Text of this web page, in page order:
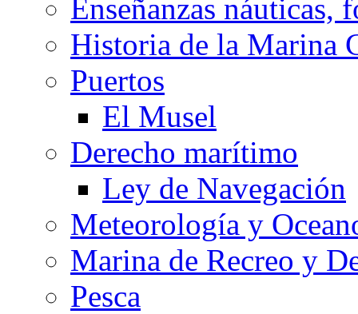
Enseñanzas náuticas,
Historia de la Marina
Puertos
El Musel
Derecho marítimo
Ley de Navegación
Meteorología y
Marina de Recreo y
Pesca